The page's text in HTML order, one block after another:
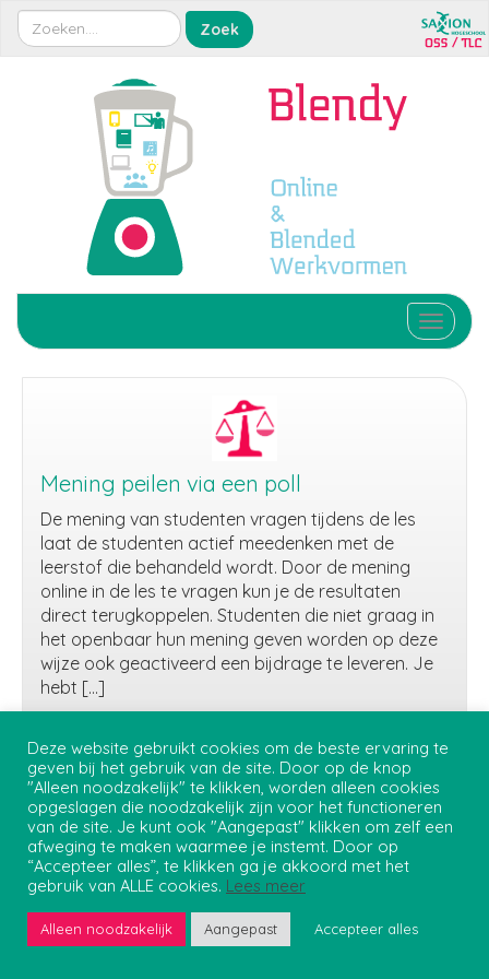
Toggle
Mening peilen via een poll
De mening van studenten vragen tijdens de les
laat de studenten actief meedenken met de
leerstof die behandeld wordt. Door de mening
online in de les te vragen kun je de resultaten
direct terugkoppelen. Studenten die niet graag in
het openbaar hun mening geven worden op deze
wijze ook geactiveerd een bijdrage te leveren. Je
hebt […]
Mening
peilen
via
een
poll
Privacybeleid
Onderwijs Student Support - Teaching and Learning Centre
Deze website gebruikt cookies om de beste ervaring te
geven bij het gebruik van de site. Door op de knop
"Alleen noodzakelijk" te klikken, worden alleen cookies
opgeslagen die noodzakelijk zijn voor het functioneren
van de site. Je kunt ook "Aangepast" klikken om zelf een
afweging te maken waarmee je instemt. Door op
“Accepteer alles”, te klikken ga je akkoord met het
gebruik van ALLE cookies. Lees meer
Alleen noodzakelijk Aangepast Accepteer alles